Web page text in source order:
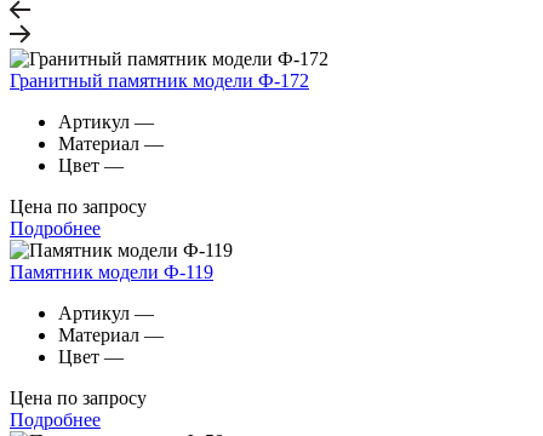
Гранитный памятник модели Ф-172
Артикул —
Материал —
Цвет —
Цена по запросу
Подробнее
Памятник модели Ф-119
Артикул —
Материал —
Цвет —
Цена по запросу
Подробнее